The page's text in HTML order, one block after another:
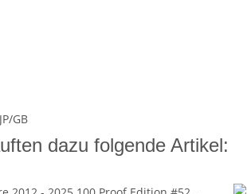
GB
dazu folgende Artikel: